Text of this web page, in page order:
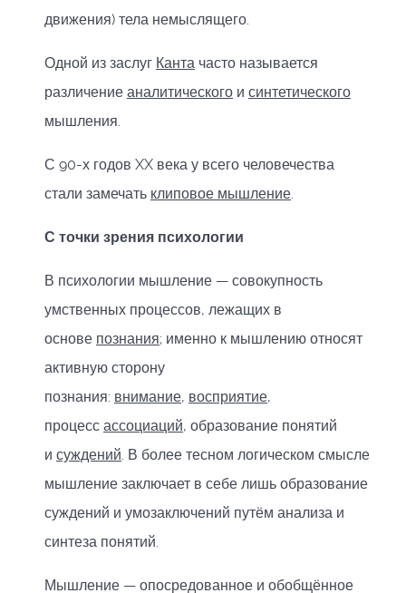
движения) тела немыслящего.
Одной из заслуг Канта часто называется
различение аналитического и синтетического
мышления.
С 90-х годов XX века у всего человечества
стали замечать клиповое мышление.
С точки зрения психологии
В психологии мышление — совокупность
умственных процессов, лежащих в
основе познания; именно к мышлению относят
активную сторону
познания: внимание, восприятие,
процесс ассоциаций, образование понятий
и суждений. В более тесном логическом смысле
мышление заключает в себе лишь образование
суждений и умозаключений путём анализа и
синтеза понятий.
Мышление — опосредованное и обобщённое